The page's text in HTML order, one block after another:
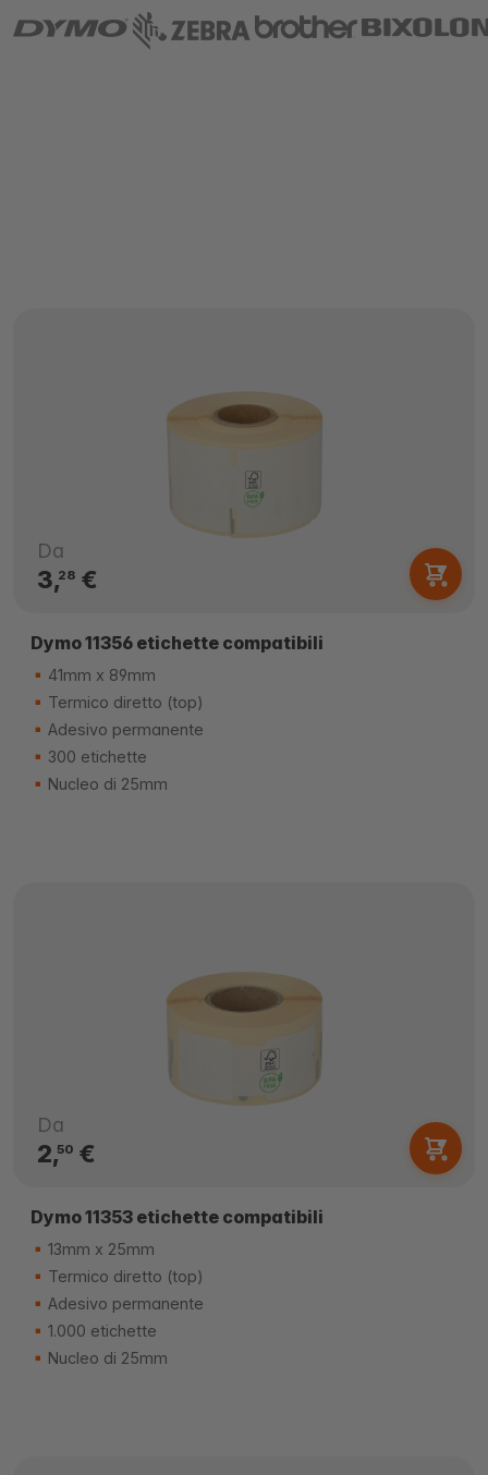
Da
3,28€
Dymo 11356 etichette compatibili
41mm x 89mm
Termico diretto (top)
Adesivo permanente
300 etichette
Nucleo di 25mm
Da
2,50€
Dymo 11353 etichette compatibili
13mm x 25mm
Termico diretto (top)
Adesivo permanente
1.000 etichette
Nucleo di 25mm